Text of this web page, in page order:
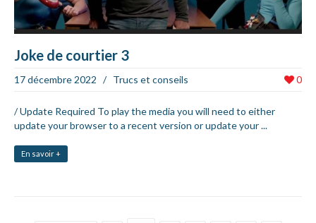
Joke de courtier 3
0
17 décembre 2022 / Trucs et conseils
/ Update Required To play the media you will need to either
update your browser to a recent version or update your ...
En savoir +